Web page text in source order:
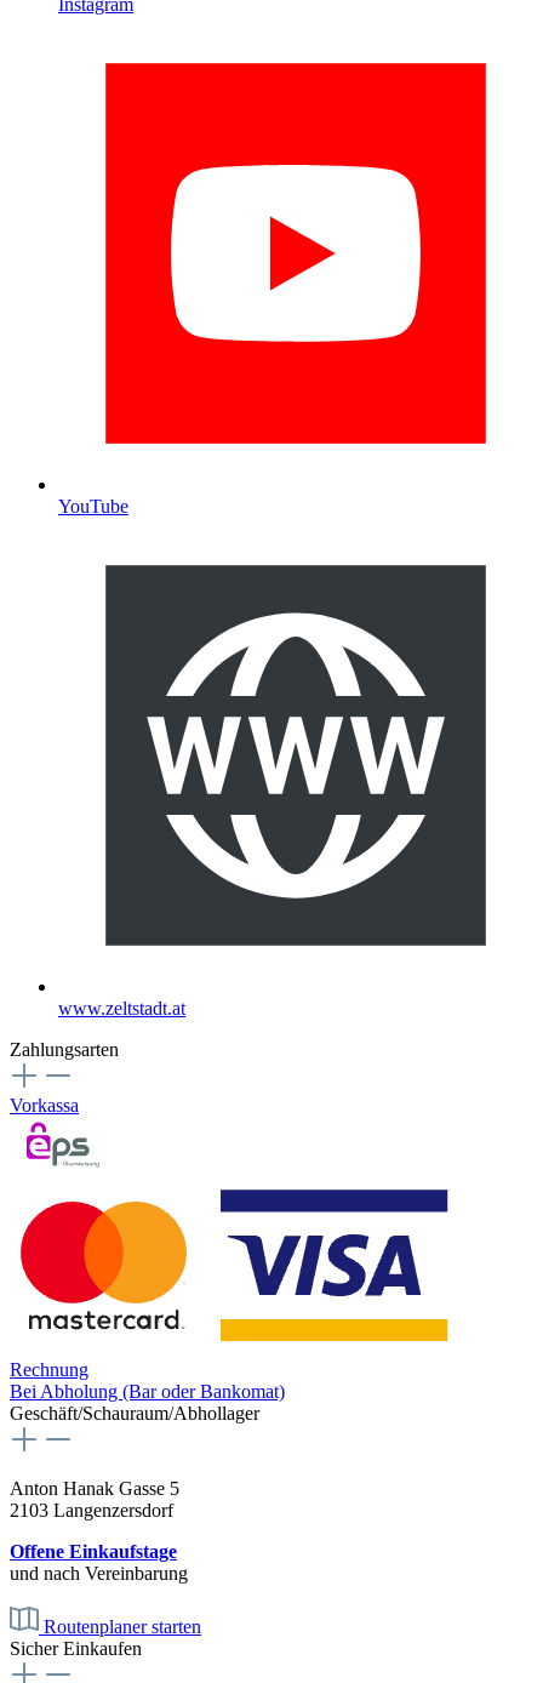
YouTube
www.zeltstadt.at
Zahlungsarten
Vorkassa
Rechnung
Bei Abholung (Bar oder Bankomat)
Geschäft/Schauraum/Abhollager
Anton Hanak Gasse 5
2103 Langenzersdorf
Offene Einkaufstage
und nach Vereinbarung
Routenplaner starten
Sicher Einkaufen